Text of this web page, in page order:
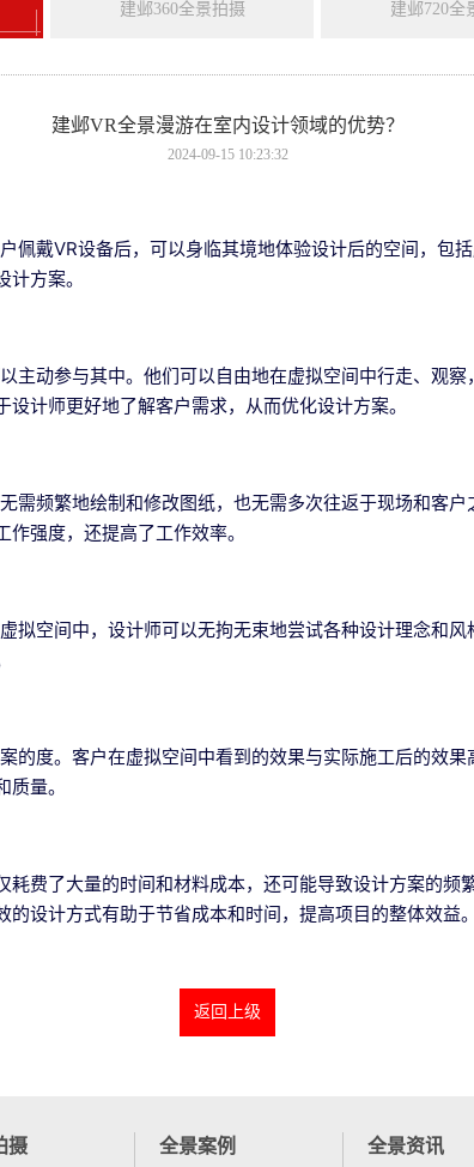
建邺360全景拍摄 建邺720全
建邺VR全景漫游在室内设计领域的优势？
2024-09-15 10:23:32
佩戴VR设备后，可以身临其境地体验设计后的空间，包
方案。
动参与其中。他们可以自由地在虚拟空间中行走、观
计师更好地了解客户需求，从而优化设计方案。
需频繁地绘制和修改图纸，也无需多次往返于现场和客
强度，还提高了工作效率。
拟空间中，设计师可以无拘无束地尝试各种设计理念和
的度。客户在虚拟空间中看到的效果与实际施工后的效
量。
费了大量的时间和材料成本，还可能导致设计方案的
设计方式有助于节省成本和时间，提高项目的整体效益。
返回上级
摄 全景案例 全景资讯